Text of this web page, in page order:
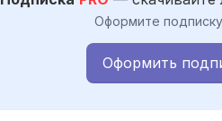
Оформите
Оформить